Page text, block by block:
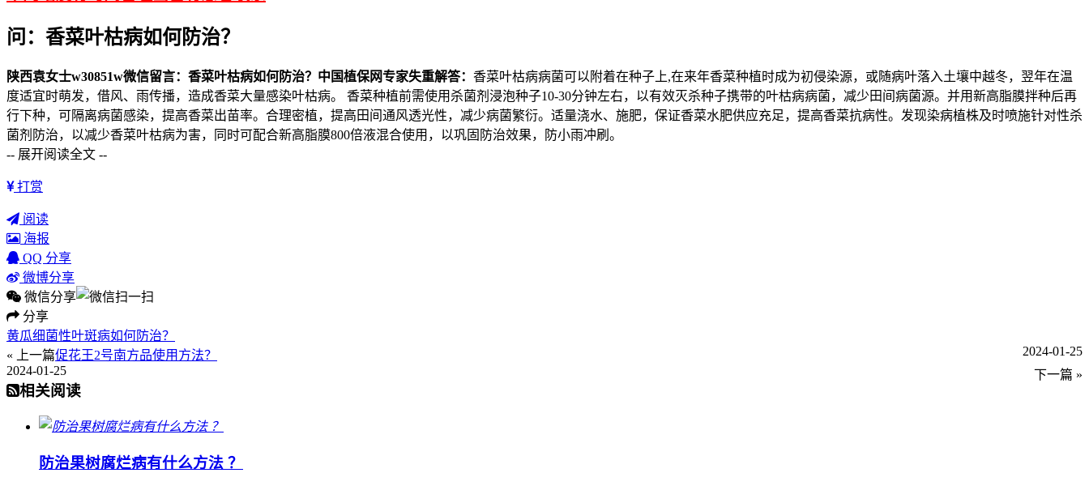
问：香菜叶枯病如何防治？
陕西袁女士w30851w微信留言： 香菜叶枯病如何防治？ 中国植保网专家失重解答： 香菜叶枯病病菌可以附着在种子上,在来年香菜种植时成为初侵染源，或随病叶落入土壤中越冬，翌年在温
度适宜时萌发，借风、雨传播，造成香菜大量感染叶枯病。 香菜种植前需使用杀菌剂浸泡种子10-30分钟左右，以有效灭杀种子携带的叶枯病病菌，减少田间病菌源。并用新高脂膜拌种后再
行下种，可隔离病菌感染，提高香菜出苗率。合理密植，提高田间通风透光性，减少病菌繁衍。适量浇水、施肥，保证香菜水肥供应充足，提高香菜抗病性。发现染病植株及时喷施针对性杀
菌剂防治，以减少香菜叶枯病为害，同时可配合新高脂膜800倍液混合使用，以巩固防治效果，防小雨冲刷。
-- 展开阅读全文 --
打赏
阅读
海报
QQ 分享
微博分享
微信分享
分享
黄瓜细菌性叶斑病如何防治？
« 上一篇
2024-01-25
促花王2号南方品使用方法？
下一篇 »
2024-01-25
相关阅读
防治果树腐烂病有什么方法 ？